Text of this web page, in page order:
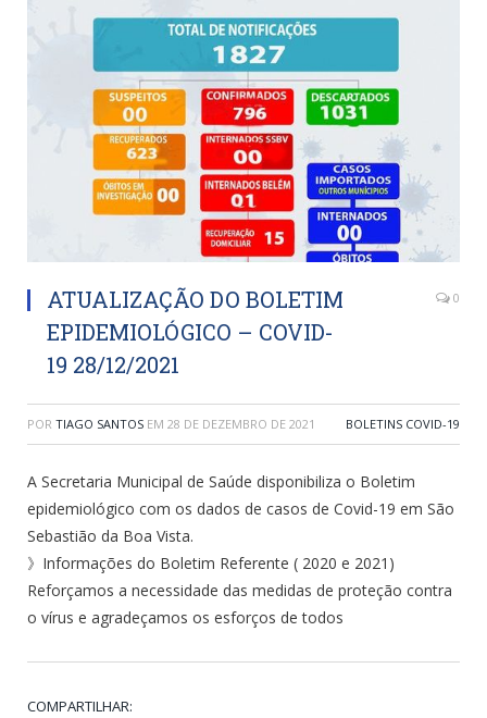
ATUALIZAÇÃO DO BOLETIM
EPIDEMIOLÓGICO – COVID-
19 28/12/2021
0
POR TIAGO SANTOS EM 28 DE DEZEMBRO DE 2021 BOLETINS COVID-19
A Secretaria Municipal de Saúde disponibiliza o Boletim
epidemiológico com os dados de casos de Covid-19 em São
Sebastião da Boa Vista.
》Informações do Boletim Referente ( 2020 e 2021)
Reforçamos a necessidade das medidas de proteção contra
o vírus e agradeçamos os esforços de todos
COMPARTILHAR: